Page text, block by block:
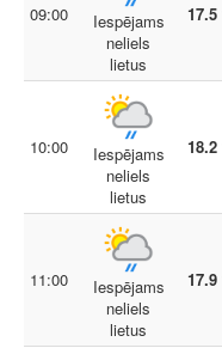
09:00
Iespējams
neliels
lietus
17.5
10:00
Iespējams
neliels
lietus
18.2
11:00
Iespējams
neliels
lietus
17.9